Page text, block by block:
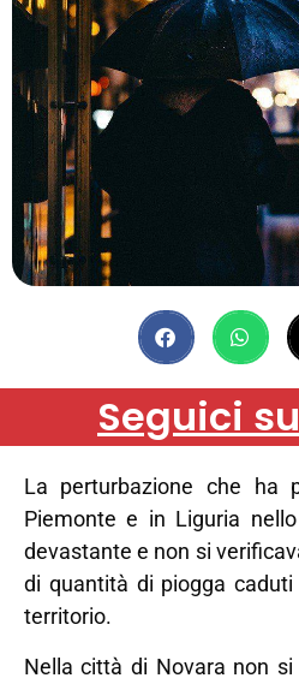
Seguici
La perturbazione che ha
Piemonte e in Liguria
devastante e non si
di quantità di piogga
territorio.
Nella città di Novara non